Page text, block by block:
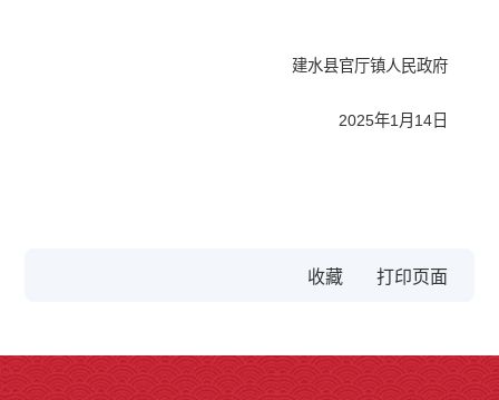
建水县官厅镇人民政府
2025年1月14日
收藏